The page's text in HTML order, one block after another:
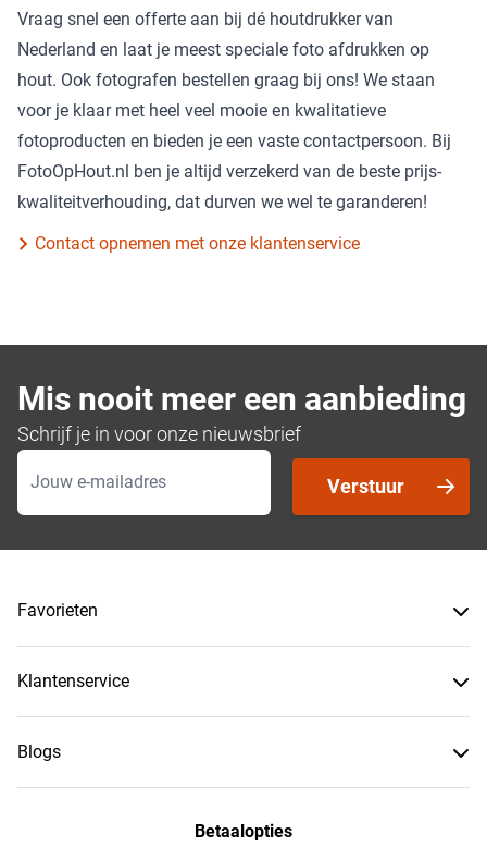
Vraag snel een offerte aan bij dé houtdrukker van
Nederland en laat je meest speciale foto afdrukken op
hout. Ook fotografen bestellen graag bij ons! We staan
voor je klaar met heel veel mooie en kwalitatieve
fotoproducten en bieden je een vaste contactpersoon. Bij
FotoOpHout.nl ben je altijd verzekerd van de beste prijs-
kwaliteitverhouding, dat durven we wel te garanderen!
Contact opnemen met onze klantenservice
Mis nooit meer een aanbieding
Schrijf je in voor onze nieuwsbrief
E-mailadres
Verstuur
Favorieten
Klantenservice
Blogs
Betaalopties